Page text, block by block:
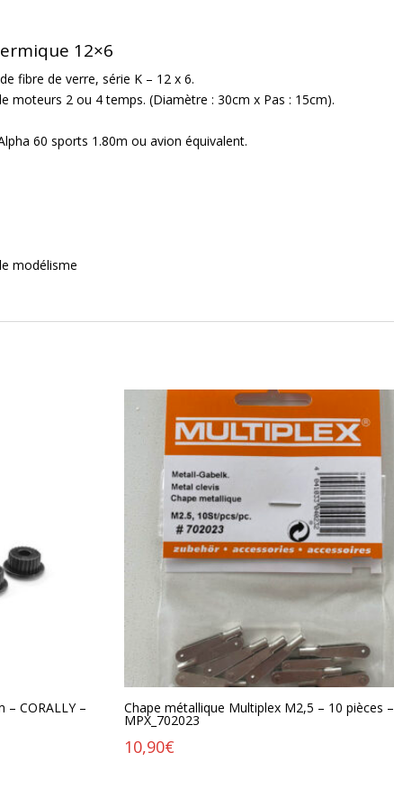
12×6
fibre de verre, série K – 12 x 6.
moteurs 2 ou 4 temps. (Diamètre : 30cm x Pas : 15cm).
60 sports 1.80m ou avion équivalent.
modélisme
– CORALLY – Chape métallique Multiplex M2,5 – 10 pièces –
MPX_702023
10,90€